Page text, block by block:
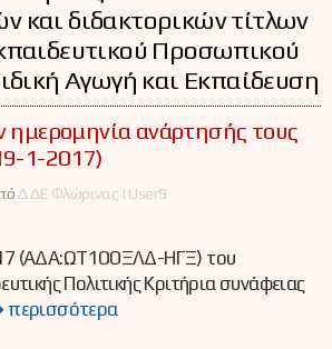
και διδακτορικών τίτλων
Προσωπικού
Αγωγή και Εκπαίδευση
ημερομηνία ανάρτησής τους
1-2017)
ΔΔΕ Φλώρινας | User9
(ΑΔΑ:ΩΤ1ΟΟΞΛΔ-ΗΓΞ) του
Πολιτικής Κριτήρια συνάφειας
περισσότερα